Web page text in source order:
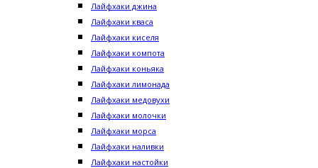
Лайфхаки джина
Лайфхаки кваса
Лайфхаки киселя
Лайфхаки компота
Лайфхаки коньяка
Лайфхаки лимонада
Лайфхаки медовухи
Лайфхаки молочки
Лайфхаки морса
Лайфхаки наливки
Лайфхаки настойки